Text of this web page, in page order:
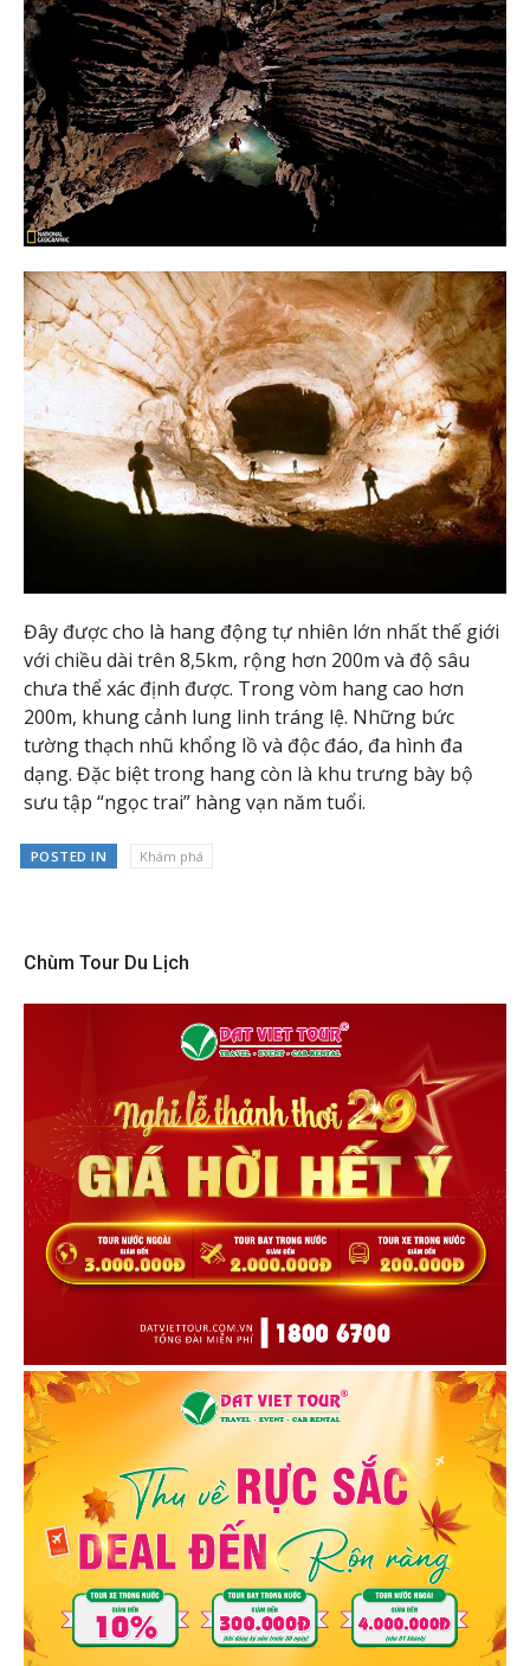
Đây được cho là hang động tự nhiên lớn nhất thế giới
với chiều dài trên 8,5km, rộng hơn 200m và độ sâu
chưa thể xác định được. Trong vòm hang cao hơn
200m, khung cảnh lung linh tráng lệ. Những bức
tường thạch nhũ khổng lồ và độc đáo, đa hình đa
dạng. Đặc biệt trong hang còn là khu trưng bày bộ
sưu tập “ngọc trai” hàng vạn năm tuổi.
POSTED IN Khám phá
Chùm Tour Du Lịch